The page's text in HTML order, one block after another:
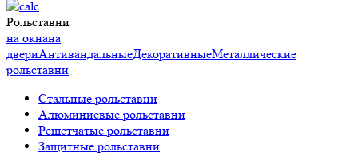
Рольставни
на окнана
двериАнтивандальныеДекоративныеМеталлические
рольставни
Стальные рольставни
Алюминиевые рольставни
Решетчатые рольставни
Защитные рольставни